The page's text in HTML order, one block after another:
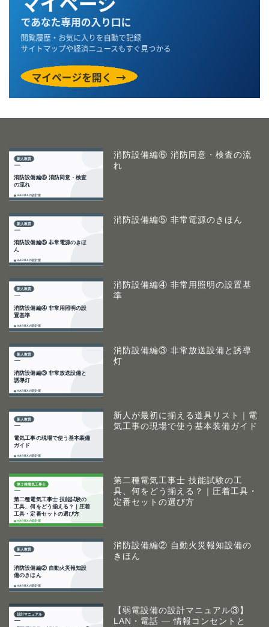
消防設備編⑥ 消防同意・検査の流
れ
消防設備編⑤ 非常電源のきほん
消防設備編④ 非常用照明の設置基
準
消防設備編③ 非常放送設備と誘導
灯
新人が最初に揃える道具リスト｜電
気工事の現場で使う基本装備ガイド
第二種電気工事士 技能試験の工
具、何をどう揃える？｜圧着工具・
定番セットの選び方
消防設備編② 自動火災報知設備の
きほん
【弱電設備の設計マニュアル③】
LAN・電話 ― 情報コンセントと